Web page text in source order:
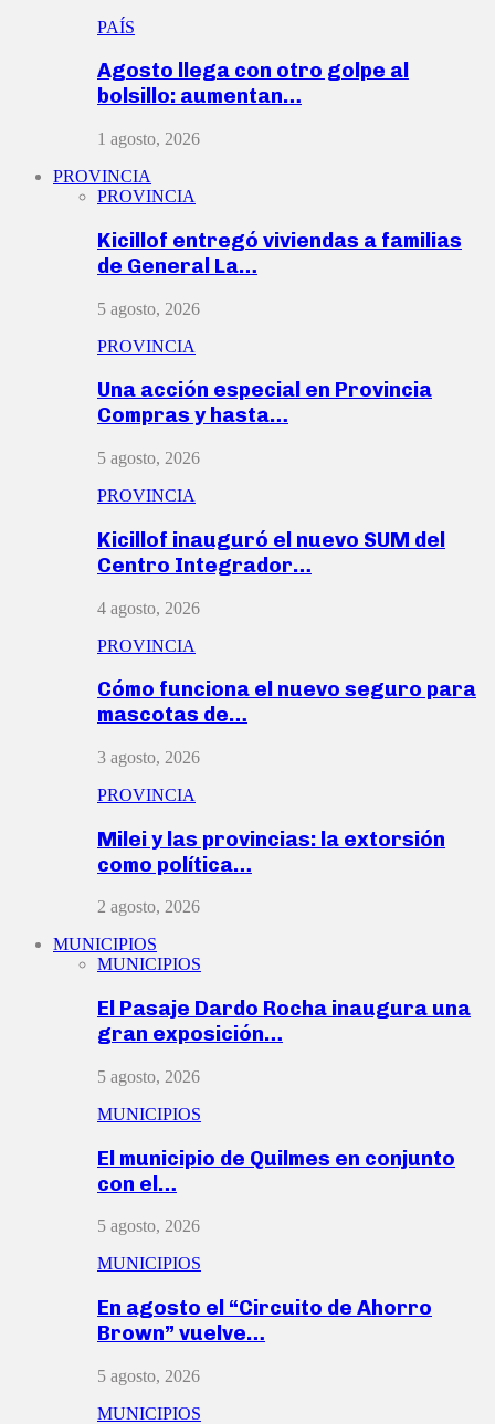
PAÍS
Agosto llega con otro golpe al
bolsillo: aumentan…
1 agosto, 2026
PROVINCIA
PROVINCIA
Kicillof entregó viviendas a familias
de General La…
5 agosto, 2026
PROVINCIA
Una acción especial en Provincia
Compras y hasta…
5 agosto, 2026
PROVINCIA
Kicillof inauguró el nuevo SUM del
Centro Integrador…
4 agosto, 2026
PROVINCIA
Cómo funciona el nuevo seguro para
mascotas de…
3 agosto, 2026
PROVINCIA
Milei y las provincias: la extorsión
como política…
2 agosto, 2026
MUNICIPIOS
MUNICIPIOS
El Pasaje Dardo Rocha inaugura una
gran exposición…
5 agosto, 2026
MUNICIPIOS
El municipio de Quilmes en conjunto
con el…
5 agosto, 2026
MUNICIPIOS
En agosto el “Circuito de Ahorro
Brown” vuelve…
5 agosto, 2026
MUNICIPIOS